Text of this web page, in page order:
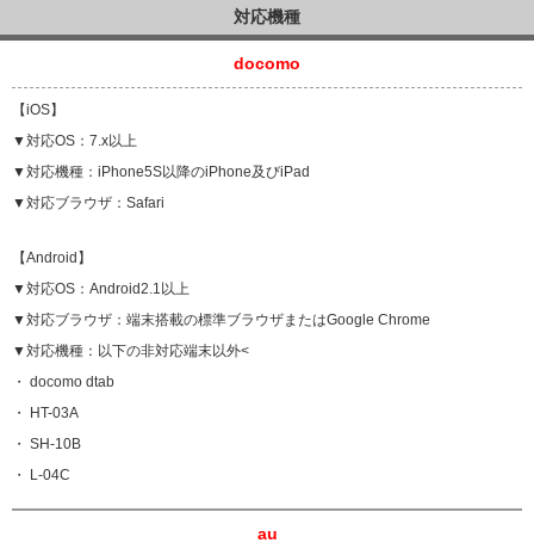
対応機種
docomo
【iOS】
▼対応OS：7.x以上
▼対応機種：iPhone5S以降のiPhone及びiPad
▼対応ブラウザ：Safari
【Android】
▼対応OS：Android2.1以上
▼対応ブラウザ：端末搭載の標準ブラウザまたはGoogle Chrome
▼対応機種：以下の非対応端末以外<
・ docomo dtab
・ HT-03A
・ SH-10B
・ L-04C
au